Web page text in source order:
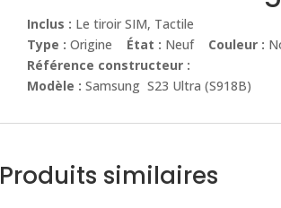
Inclus : Le tiroir SIM, Tactile
Type : Origine État : Neuf Couleur :
Référence constructeur :
Modèle :Samsung S23 Ultra (S918B)
Produits similaires